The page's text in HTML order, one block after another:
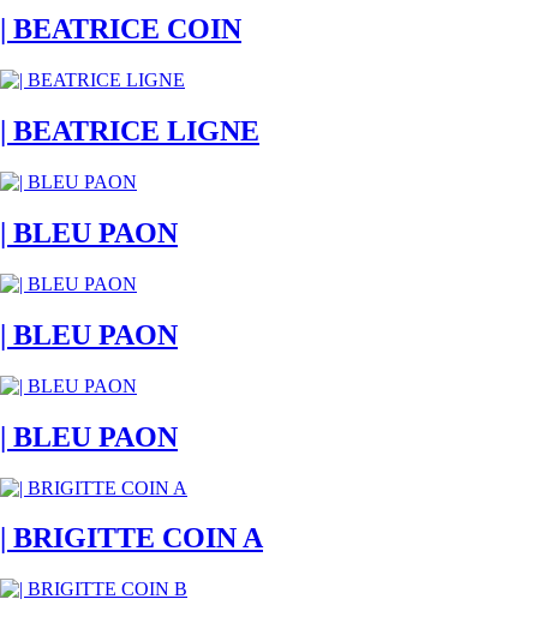
| BEATRICE COIN
| BEATRICE LIGNE
| BLEU PAON
| BLEU PAON
| BLEU PAON
| BRIGITTE COIN A